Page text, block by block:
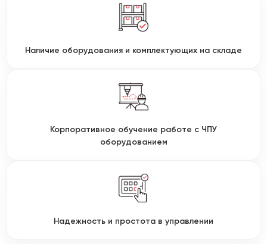
Наличие оборудования и комплектующих на складе
Корпоративное обучение работе с ЧПУ
оборудованием
Надежность и простота в управлении